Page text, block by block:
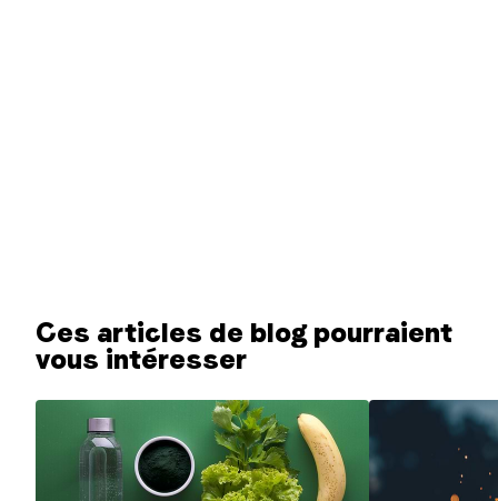
Ces articles de blog pourraient
vous intéresser